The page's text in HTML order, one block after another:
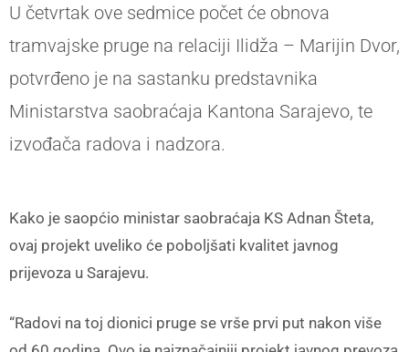
U četvrtak ove sedmice počet će obnova
tramvajske pruge na relaciji Ilidža – Marijin Dvor,
potvrđeno je na sastanku predstavnika
Ministarstva saobraćaja Kantona Sarajevo, te
izvođača radova i nadzora.
Kako je saopćio ministar saobraćaja KS Adnan Šteta,
ovaj projekt uveliko će poboljšati kvalitet javnog
prijevoza u Sarajevu.
“Radovi na toj dionici pruge se vrše prvi put nakon više